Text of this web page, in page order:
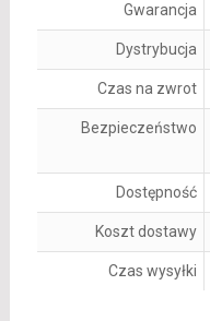
Gwarancja
Dystrybucja
Czas na zwrot
Bezpieczeństwo
Dostępność
Koszt dostawy
Czas wysyłki